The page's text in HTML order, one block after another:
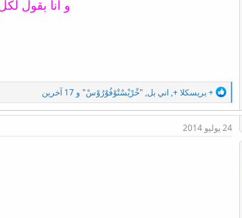
و انا بقول
ا
ل
ت
ف
ا
+ بريسكلا +, اني بل, "خْرْيْسْتْوْفُوْرُوْسْ" و 17 آخرين
24 يوليو 2014